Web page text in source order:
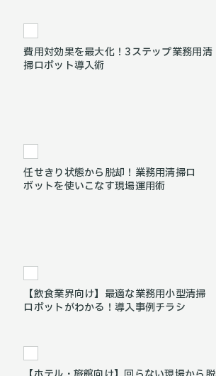
費用対効果を最大化！3ステップ業務用清
掃ロボット導入術
任せきり状態から脱却！業務用清掃ロ
ボットを使いこなす現場運用術
【飲食業界向け】最適な業務用小型清掃
ロボットがわかる！導入事例チラシ